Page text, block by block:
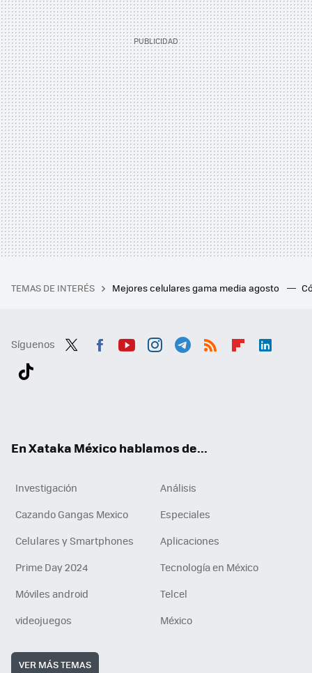
TEMAS DE INTERÉS Mejores celulares gama media agosto
Síguenos
En Xataka México hablamos de...
Investigación
Análisis
Cazando Gangas Mexico
Especiales
Celulares y Smartphones
Aplicaciones
Prime Day 2024
Tecnología en México
Móviles android
Telcel
videojuegos
México
VER MÁS TEMAS